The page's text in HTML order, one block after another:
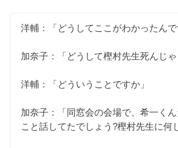
洋輔：「どうしてここがわかったんで
加奈子：「どうして樫村先生死んじゃ
洋輔：「どういうことですか」
加奈子：「同窓会の会場で、希一く
こと話してたでしょう?樫村先生に何